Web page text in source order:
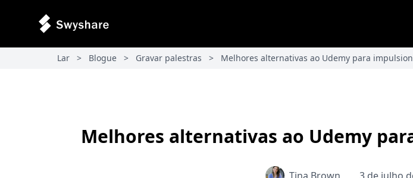
Lar > Blogue > Gravar palestras > Melhores alternativas ao Udemy para
Melhores alternativas ao Udemy